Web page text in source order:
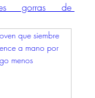
gorras de